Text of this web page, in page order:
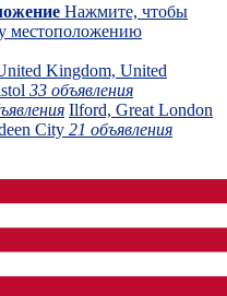
Нажмите, чтобы
местоположению
Kingdom, United
33 объявления
Ilford, Great London
City 21 объявления